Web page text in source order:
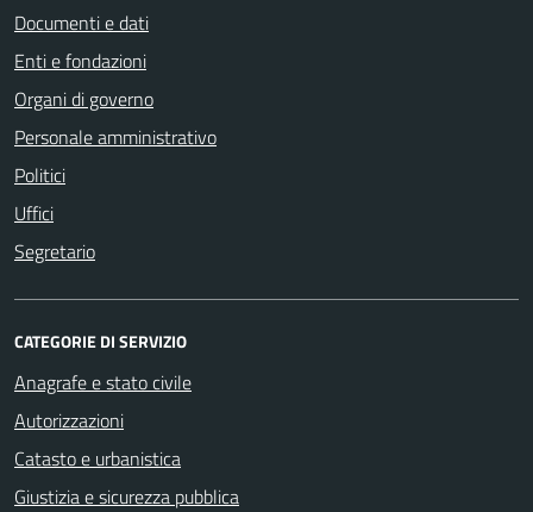
Documenti e dati
Enti e fondazioni
Organi di governo
Personale amministrativo
Politici
Uffici
Segretario
CATEGORIE DI SERVIZIO
Anagrafe e stato civile
Autorizzazioni
Catasto e urbanistica
Giustizia e sicurezza pubblica